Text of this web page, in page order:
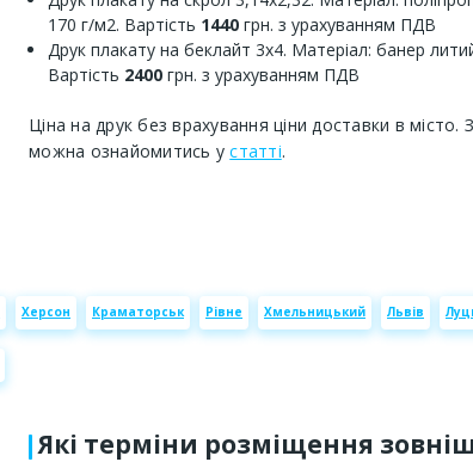
170 г/м2. Вартість 1440 грн. з урахуванням ПДВ
Друк плакату на беклайт 3х4. Матеріал: банер
Вартість 2400 грн. з урахуванням ПДВ
Ціна на друк без врахування ціни доставки в
можна ознайомитись устатті.
Херсон Краматорськ Рівне Хмельницький Львів
Які терміни розміщення